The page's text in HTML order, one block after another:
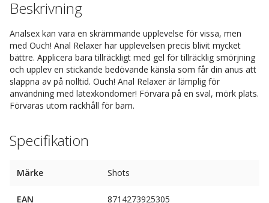
Beskrivning
Analsex kan vara en skrämmande upplevelse för vissa, men
med Ouch! Anal Relaxer har upplevelsen precis blivit mycket
bättre. Applicera bara tillräckligt med gel för tillräcklig smörjning
och upplev en stickande bedövande känsla som får din anus att
slappna av på nolltid. Ouch! Anal Relaxer är lämplig för
användning med latexkondomer! Förvara på en sval, mörk plats.
Förvaras utom räckhåll för barn.
Specifikation
Märke Shots
EAN 8714273925305